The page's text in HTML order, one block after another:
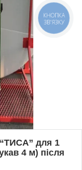
для 1
4 м) після
КНОПКА
ЗВ'ЯЗКУ